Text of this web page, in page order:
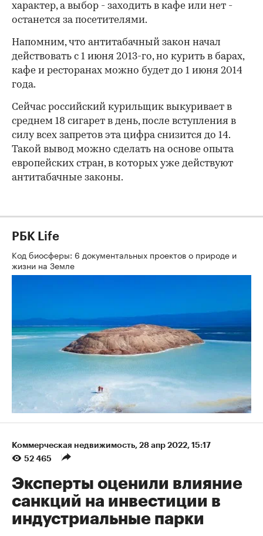
характер, а выбор - заходить в кафе или нет -
останется за посетителями.
Напомним, что антитабачный закон начал
действовать с 1 июня 2013-го, но курить в барах,
кафе и ресторанах можно будет до 1 июня 2014
года.
Сейчас российский курильщик выкуривает в
среднем 18 сигарет в день, после вступления в
силу всех запретов эта цифра снизится до 14.
Такой вывод можно сделать на основе опыта
европейских стран, в которых уже действуют
антитабачные законы.
РБК Life
Код биосферы: 6 документальных проектов о природе и
жизни на Земле
Коммерческая недвижимость 28 апр 2022, 15:17
52 465
Эксперты оценили влияние
санкций на инвестиции в
индустриальные парки